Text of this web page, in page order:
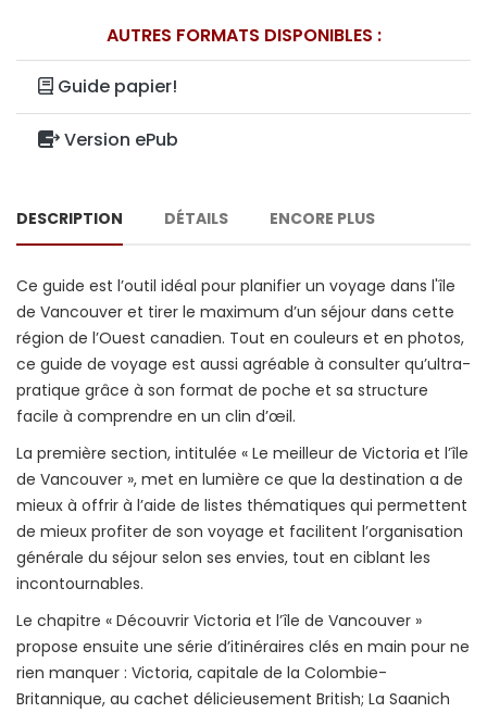
AUTRES FORMATS DISPONIBLES :
Guide papier!
Version ePub
DESCRIPTION DÉTAILS ENCORE PLUS
Ce guide est l’outil idéal pour planifier un voyage dans l'île
de Vancouver et tirer le maximum d’un séjour dans cette
région de l’Ouest canadien. Tout en couleurs et en photos,
ce guide de voyage est aussi agréable à consulter qu’ultra-
pratique grâce à son format de poche et sa structure
facile à comprendre en un clin d’œil.
La première section, intitulée « Le meilleur de Victoria et l’île
de Vancouver », met en lumière ce que la destination a de
mieux à offrir à l’aide de listes thématiques qui permettent
de mieux profiter de son voyage et facilitent l’organisation
générale du séjour selon ses envies, tout en ciblant les
incontournables.
Le chapitre « Découvrir Victoria et l’île de Vancouver »
propose ensuite une série d’itinéraires clés en main pour ne
rien manquer : Victoria, capitale de la Colombie-
Britannique, au cachet délicieusement British; La Saanich